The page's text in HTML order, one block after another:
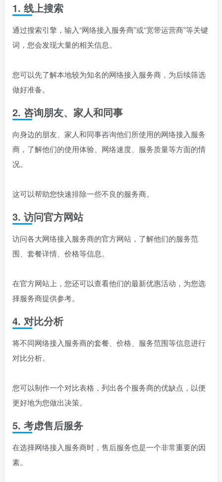
1. 线上搜索
通过搜索引擎，输入“网络接入服务商”或“宽带运营商”等关键
词，您会发现大量的相关信息。
您可以先了解本地较为知名的网络接入服务商，为后续筛选
做好准备。
2. 咨询朋友、家人和同事
向身边的朋友、家人和同事咨询他们所使用的网络接入服务
商，了解他们的使用体验、网络速度、服务质量等方面的情
况。
这可以帮助您快速排除一些不良的服务商。
3. 访问官方网站
访问各大网络接入服务商的官方网站，了解他们的服务范
围、套餐详情、价格等信息。
在官方网站上，您还可以查看他们的最新优惠活动，为您选
择服务商提供参考。
4. 对比分析
将不同网络接入服务商的套餐、价格、服务范围等信息进行
对比分析。
您可以制作一个对比表格，列出各个服务商的优缺点，以便
更好地为您做出决策。
5. 考虑售后服务
在选择网络接入服务商时，售后服务也是一个非常重要的因
素。